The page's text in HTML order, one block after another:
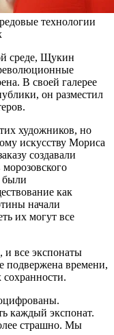
технологии
среде, Щукин
В своей галерее
он разместил
художников, но
искусству Мориса
создавали
были
как
начали
их могут все
и все экспонаты
подвержена времени,
каждый экспонат.
страшно. Мы